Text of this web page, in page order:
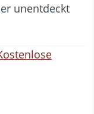
unentdeckt